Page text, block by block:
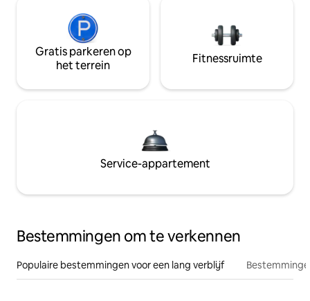
Gratis parkeren op
het terrein
Fitnessruimte
Service-appartement
Bestemmingen om te verkennen
Populaire bestemmingen voor een lang verblijf